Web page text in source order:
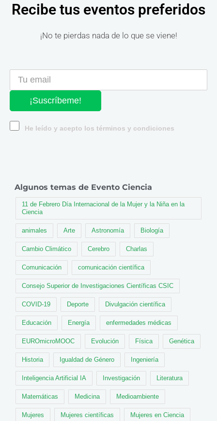
Recibe tus eventos preferidos
¡No te pierdas nada de lo que se viene!
¡Suscríbeme!
He leído y acepto los términos y condiciones
Algunos temas de Evento Ciencia
11 de Febrero Día Internacional de la Mujer y la Niña en la
Ciencia
animales Arte Astronomía Biología
Cambio Climático Cerebro Charlas
Comunicación comunicación científica
Consejo Superior de Investigaciones Científicas CSIC
COVID-19 Deporte Divulgación científica
Educación Energía enfermedades médicas
EUROmicroMOOC Evolución Física Genética
Historia Igualdad de Género Ingeniería
Inteligencia Artificial IA Investigación Literatura
Matemáticas Medicina Medioambiente
Mujeres Mujeres científicas Mujeres en Ciencia